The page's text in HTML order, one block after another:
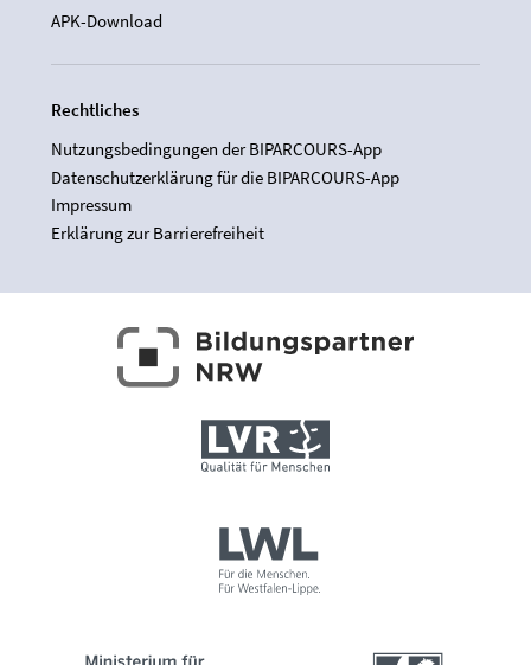
APK-Download
Rechtliches
Nutzungsbedingungen der BIPARCOURS-App
Datenschutzerklärung für die BIPARCOURS-App
Impressum
Erklärung zur Barrierefreiheit